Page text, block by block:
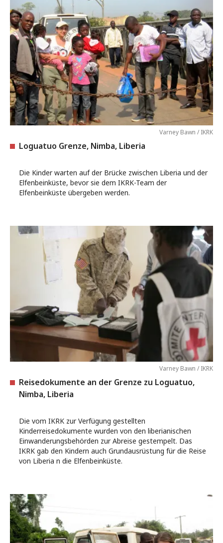
Varney Bawn / IKRK
Loguatuo Grenze, Nimba, Liberia
Die Kinder warten auf der Brücke zwischen Liberia und der
Elfenbeinküste, bevor sie dem IKRK-Team der
Elfenbeinküste übergeben werden.
Varney Bawn / IKRK
Reisedokumente an der Grenze zu Loguatuo,
Nimba, Liberia
Die vom IKRK zur Verfügung gestellten
Kinderreisedokumente wurden von den liberianischen
Einwanderungsbehörden zur Abreise gestempelt. Das
IKRK gab den Kindern auch Grundausrüstung für die Reise
von Liberia n die Elfenbeinküste.